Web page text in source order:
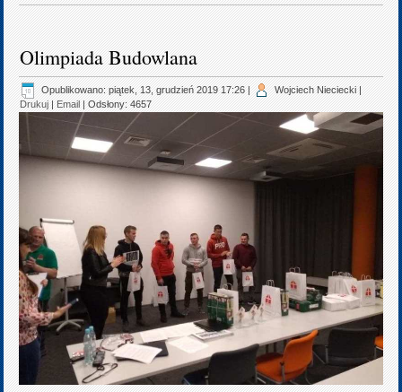
Olimpiada Budowlana
Opublikowano: piątek, 13, grudzień 2019 17:26 | Wojciech Nieciecki |
Drukuj |Email | Odsłony: 4657